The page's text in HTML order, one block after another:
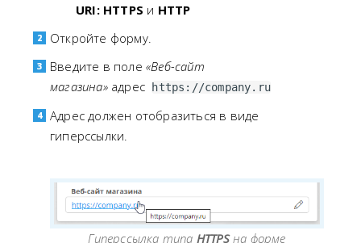
URI: HTTPS и HTTP
Откройте форму.
Введите в поле «Веб-сайт
магазина»адрес https://company.ru
Адрес должен отобразиться в виде
гиперссылки.
Гиперссылка типа HTTPSна форме